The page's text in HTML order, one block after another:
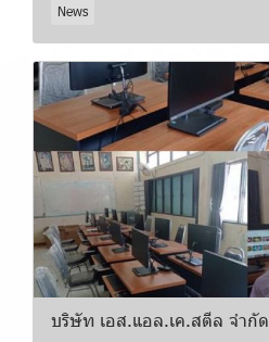
News
บริษัท เอส.แอล.เค.สตีล จำกัด